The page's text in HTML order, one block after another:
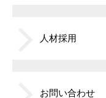
人材採用
お問い合わせ